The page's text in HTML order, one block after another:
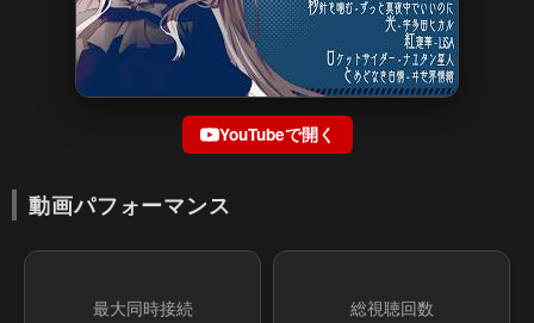
YouTubeで開く
動画パフォーマンス
最大同時接続 総視聴回数